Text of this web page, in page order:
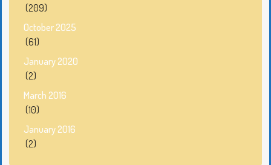
(209)
October 2025
(61)
January 2020
(2)
March 2016
(10)
January 2016
(2)